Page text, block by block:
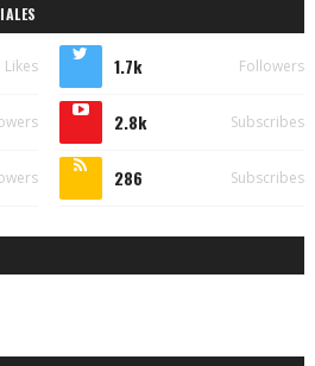
Likes 1.7k Followers
2.8k Subscribes
286 Subscribes